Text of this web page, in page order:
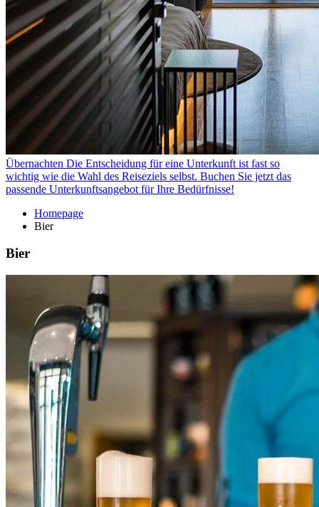
Übernachten Die Entscheidung für eine Unterkunft ist fast so
wichtig wie die Wahl des Reiseziels selbst. Buchen Sie jetzt das
passende Unterkunftsangebot für Ihre Bedürfnisse!
Homepage
Bier
Bier